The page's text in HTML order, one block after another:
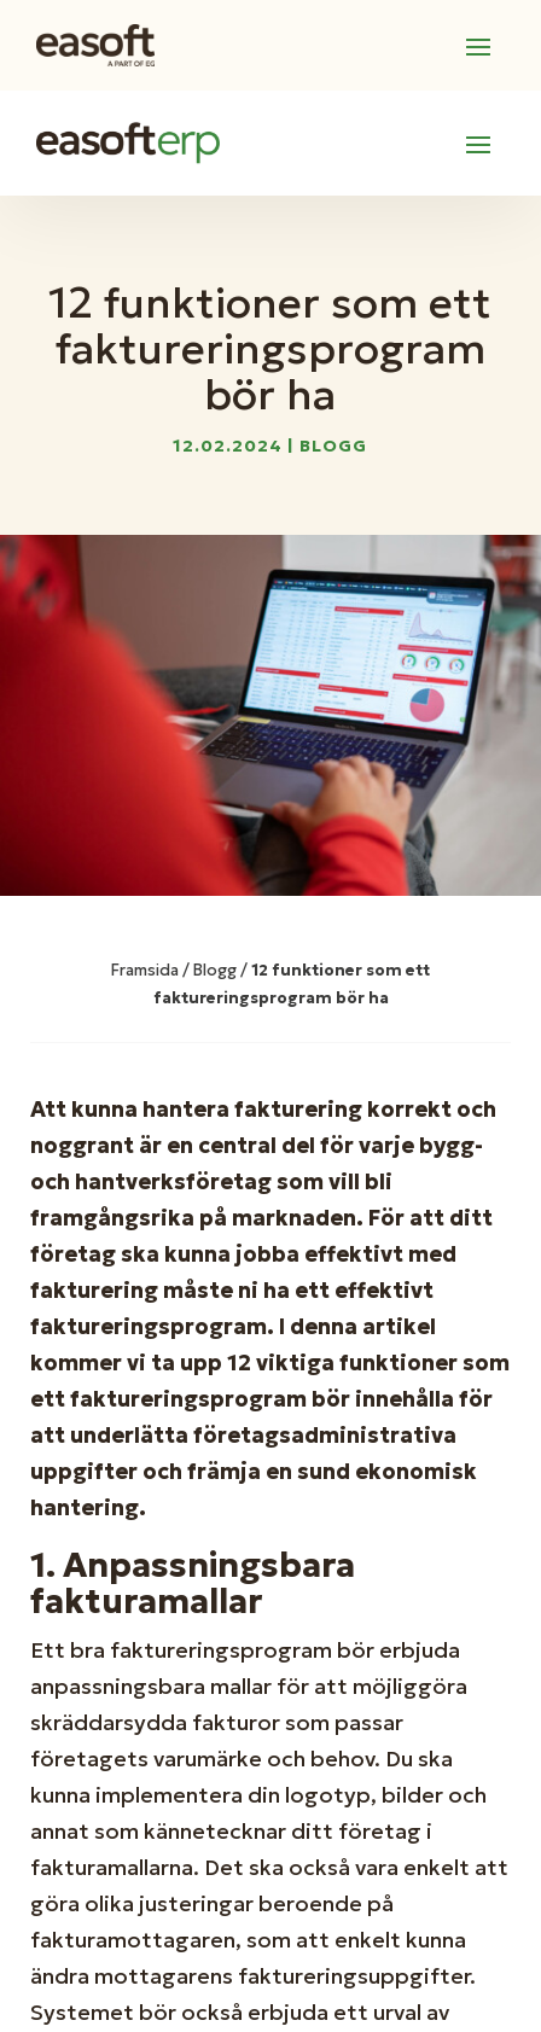
12 funktioner som ett
faktureringsprogram
bör ha
12.02.2024 | BLOGG
Framsida/Blogg/12 funktioner som ett
faktureringsprogram bör ha
Att kunna hantera fakturering korrekt och
noggrant är en central del för varje bygg-
och hantverksföretag som vill bli
framgångsrika på marknaden. För att ditt
företag ska kunna jobba effektivt med
fakturering måste ni ha ett effektivt
faktureringsprogram. I denna artikel
kommer vi ta upp 12 viktiga funktioner som
ett faktureringsprogram bör innehålla för
att underlätta företagsadministrativa
uppgifter och främja en sund ekonomisk
hantering.
1. Anpassningsbara
fakturamallar
Ett bra faktureringsprogram bör erbjuda
anpassningsbara mallar för att möjliggöra
skräddarsydda fakturor som passar
företagets varumärke och behov. Du ska
kunna implementera din logotyp, bilder och
annat som kännetecknar ditt företag i
fakturamallarna. Det ska också vara enkelt att
göra olika justeringar beroende på
fakturamottagaren, som att enkelt kunna
ändra mottagarens faktureringsuppgifter.
Systemet bör också erbjuda ett urval av